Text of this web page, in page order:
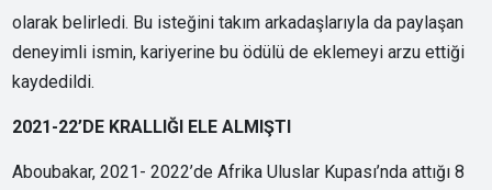
olarak belirledi. Bu isteğini takım arkadaşlarıyla da paylaşan
deneyimli ismin, kariyerine bu ödülü de eklemeyi arzu ettiği
kaydedildi.
2021-22’DE KRALLIĞI ELE ALMIŞTI
Aboubakar, 2021- 2022’de Afrika Uluslar Kupası’nda attığı 8